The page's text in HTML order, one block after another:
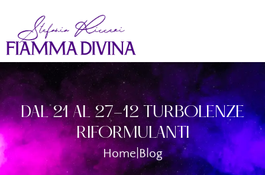
DAL 21 AL 27-12 TURBOLENZE
RIFORMULANTI
Home|Blog